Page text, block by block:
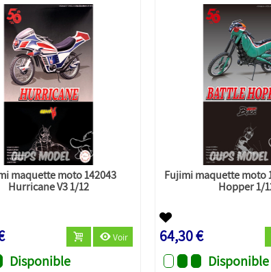
maquette moto 142043
Hurricane V3 1/12
Voir
Disponible
Fujimi maquette moto
Hopper 1/
64,30 €
Disponible